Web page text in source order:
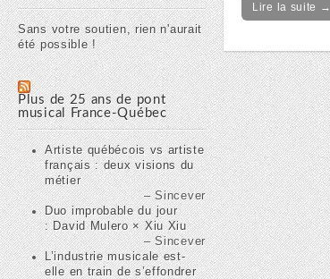
Sans votre soutien, rien n'aurait
été possible !
Plus de 25 ans de pont
musical France-Québec
Artiste québécois vs artiste
français : deux visions du
métier
Sincever
Duo improbable du jour
: David Mulero × Xiu Xiu
Sincever
L’industrie musicale est-
elle en train de s’effondrer
Lire la suite →